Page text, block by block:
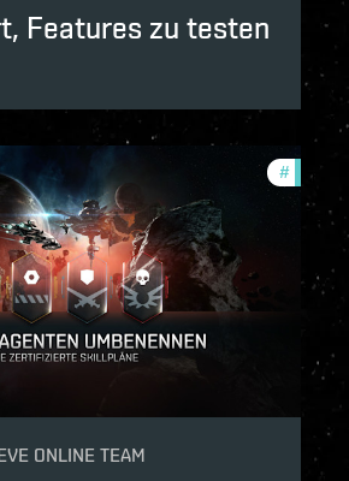
Features zu testen
#new-
ONLINE TEAM